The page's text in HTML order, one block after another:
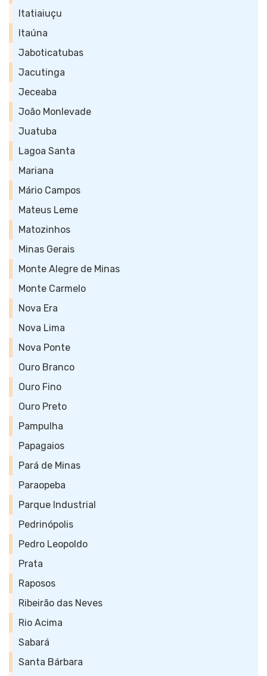
Itatiaiuçu
Itaúna
Jaboticatubas
Jacutinga
Jeceaba
João Monlevade
Juatuba
Lagoa Santa
Mariana
Mário Campos
Mateus Leme
Matozinhos
Minas Gerais
Monte Alegre de Minas
Monte Carmelo
Nova Era
Nova Lima
Nova Ponte
Ouro Branco
Ouro Fino
Ouro Preto
Pampulha
Papagaios
Pará de Minas
Paraopeba
Parque Industrial
Pedrinópolis
Pedro Leopoldo
Prata
Raposos
Ribeirão das Neves
Rio Acima
Sabará
Santa Bárbara